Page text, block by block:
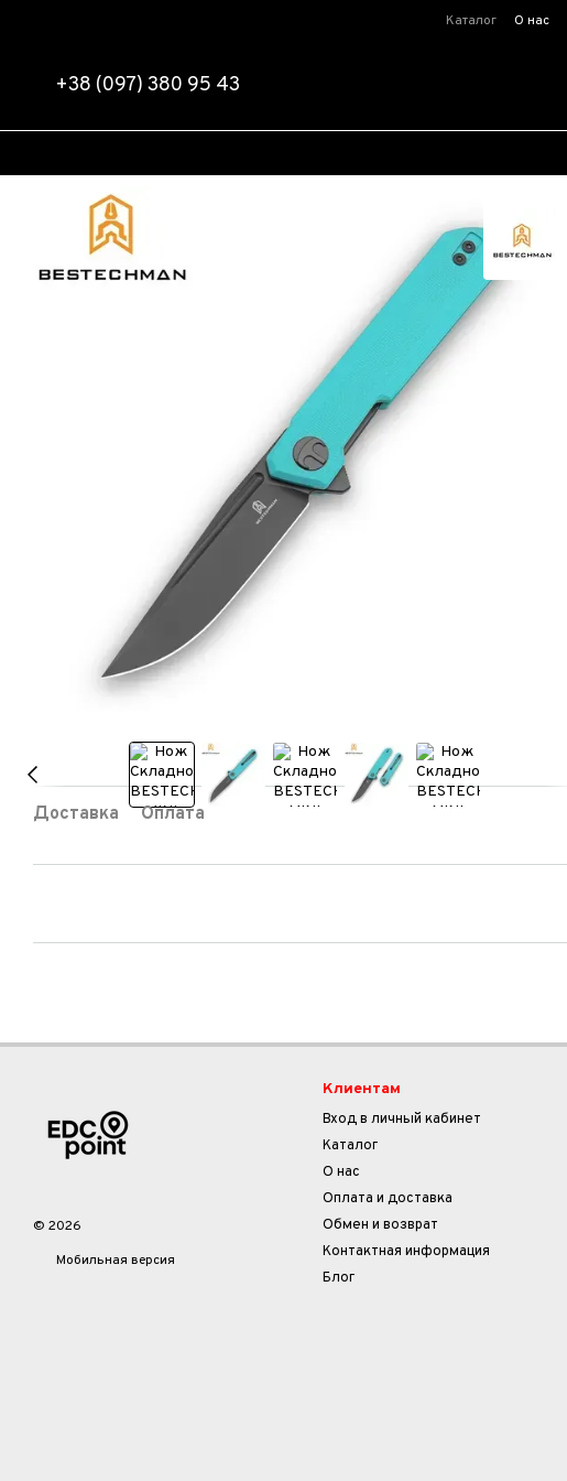
Каталог О нас
+38 (097) 380 95 43
Доставка Оплата
© 2026
Мобильная версия
Клиентам
Вход в личный кабинет
Каталог
О нас
Оплата и доставка
Обмен и возврат
Контактная информация
Блог